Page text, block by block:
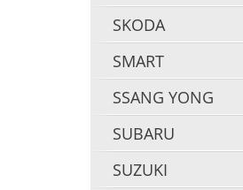
SKODA
SMART
SSANG YONG
SUBARU
SUZUKI